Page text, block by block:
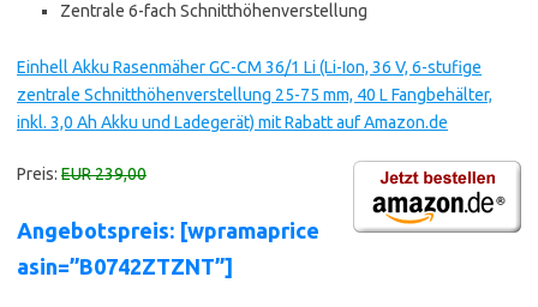
Zentrale 6-fach Schnitthöhenverstellung
Einhell Akku Rasenmäher GC-CM 36/1 Li (Li-Ion, 36 V, 6-stufige
zentrale Schnitthöhenverstellung 25-75 mm, 40 L Fangbehälter,
inkl. 3,0 Ah Akku und Ladegerät) mit Rabatt auf Amazon.de
Preis: EUR 239,00
Angebotspreis: [wpramaprice
asin=”B0742ZTZNT”]